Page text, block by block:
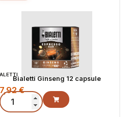
Bialetti Ginseng 12 capsule
€